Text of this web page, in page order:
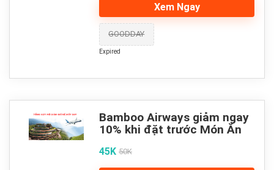
Xem Ngay
GOODDAY
Expired
Bamboo Airways giảm ngay
10% khi đặt trước Món Ăn
45K 50K